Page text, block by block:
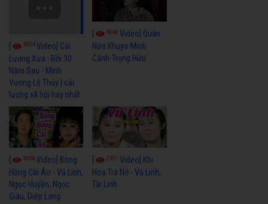
[ 6324Video] Cải
Lương Xưa : Rồi 30
Năm Sau - Minh
Vương Lệ Thủy | cải
lương xã hội hay nhất
6040Video] Quán
Nửa Khuya-Minh
Cảnh-Trọng Hữu
9058 Video] Bông
Hồng Cài Áo - Vũ Linh,
Ngọc Huyền, Ngọc
Giàu, Diệp Lang
7351Video] Khi
Hoa Trà Nở - Vũ Linh,
Tài Linh